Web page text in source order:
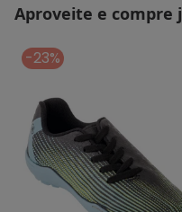
GÊNERO : Male
GRUPO DE IDADE : Adult
MATERIAL DA PALMILHA :
MATERIAL DO SAPATO :
Histórico de preços
O preço apresentado
algum dia do mês, para
agosto/2026
julho/2026
Aproveite e compre
-23%